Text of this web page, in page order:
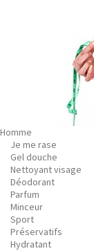
Homme
Je me rase
Gel douche
Nettoyant visage
Déodorant
Parfum
Minceur
Sport
Préservatifs
Hydratant